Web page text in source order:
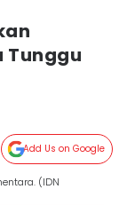
Tunggu
Add Us on Google
(IDN